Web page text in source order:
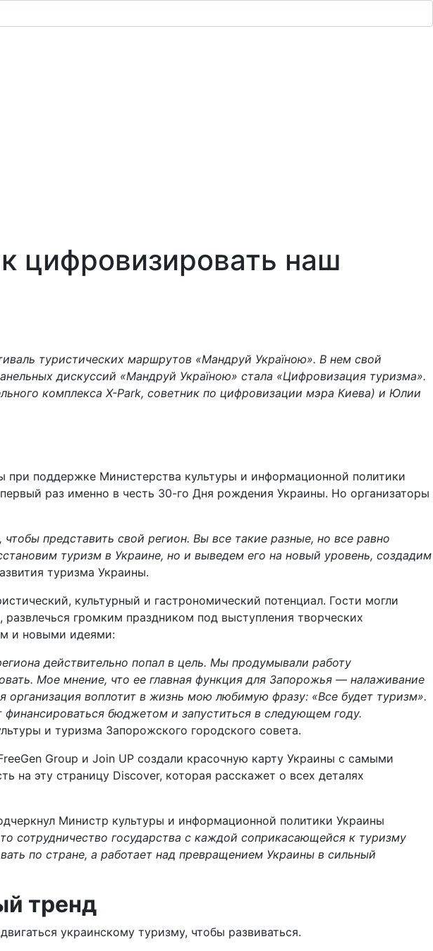
цифровизировать наш
туристических маршрутов «Мандруй Україною». В нем свой
дискуссий «Мандруй Україною» стала «Цифровизация туризма».
комплекса X-Park, советник по цифровизации мэра Киева) и Юлии
при поддержке Министерства культуры и информационной политики
раз именно в честь 30-го Дня рождения Украины. Но организаторы
представить свой регион. Вы все такие разные, но все равно
туризм в Украине, но и выведем его на новый уровень, создадим
туризма Украины.
культурный и гастрономический потенциал. Гости могли
громким праздником под выступления творческих
и новыми идеями:
действительно попал в цель. Мы продумывали работу
Мое мнение, что ее главная функция для Запорожья — налаживание
воплотит в жизнь мою любимую фразу: «Все будет туризм».
бюджетом и запуститься в следующем году.
и туризма Запорожского городского совета.
Group и Join UP создали красочную карту Украины с самыми
эту страницу Discover, которая расскажет о всех деталях
Министр культуры и информационной политики Украины
сотрудничество государства с каждой соприкасающейся к туризму
по стране, а работает над превращением Украины в сильный
тренд
украинскому туризму, чтобы развиваться.